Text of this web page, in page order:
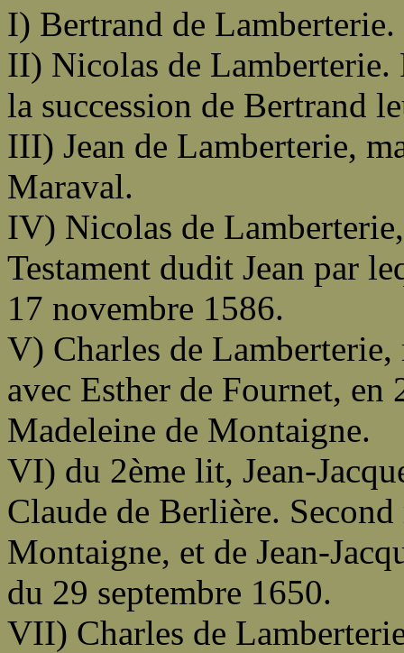
I) Bertrand de Lamberterie.
II) Nicolas de Lamberterie.
la succession de Bertrand
III) Jean de Lamberterie,
Maraval.
IV) Nicolas de
Testament dudit Jean par
17 novembre 1586.
V) Charles de
avec Esther de Fournet, en
Madeleine de Montaigne.
VI) du 2ème lit, Jean-
Claude de Berlière.
Montaigne, et de Jean-
du 29 septembre 1650.
VII) Charles de